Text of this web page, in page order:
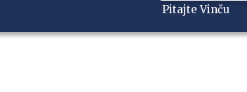
Pitajte Vinču